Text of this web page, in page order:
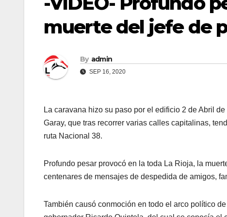
muerte del jefe de
By admin
SEP 16, 2020
La caravana hizo su paso por el edificio 2 de Abril
Garay, que tras recorrer varias calles capitalinas,
ruta Nacional 38.
Profundo pesar provocó en la toda La Rioja, la
centenares de mensajes de despedida de amigos,
También causó conmoción en todo el arco político